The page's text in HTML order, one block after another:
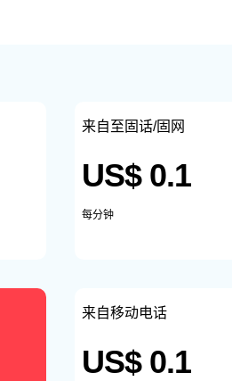
来自至固话/固网
US$ 0.1
每分钟
来自移动电话
US$ 0.1